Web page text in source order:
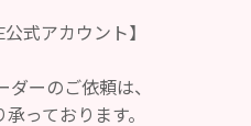
式アカウント】
ーのご依頼は、
っております。